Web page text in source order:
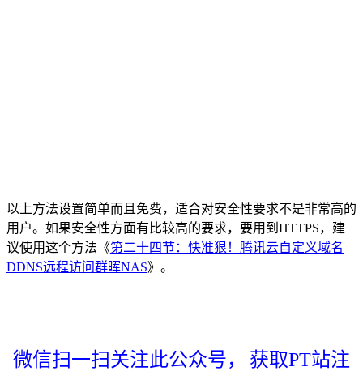
以上方法设置简单而且免费，适合对安全性要求不是非常高的
用户。如果安全性方面有比较高的要求，要用到HTTPS，建
议使用这个方法《第二十四节：快准狠！腾讯云自定义域名
DDNS远程访问群晖NAS》。
微信扫一扫关注此公众号， 获取PT站注